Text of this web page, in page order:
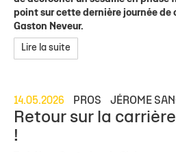
point sur cette dernière journée de
Gaston Neveur.
Lire la suite
14.05.2026 PROS JÉROME
Retour sur la
!